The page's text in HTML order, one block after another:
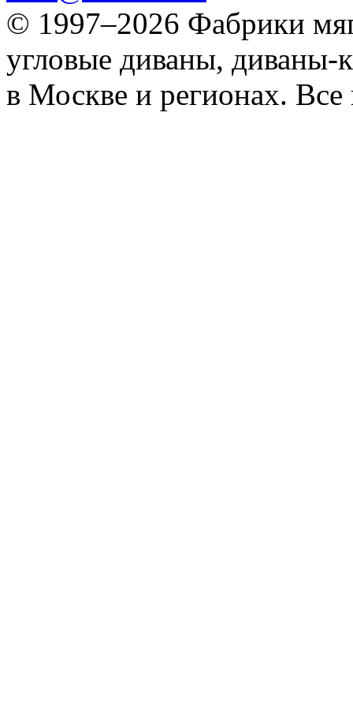
© 1997–2026 Фабрики
угловые диваны, диваны-
в Москве и регионах.